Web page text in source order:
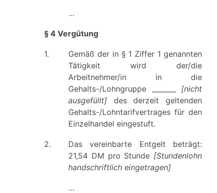
…
§ 4 Vergütung
1.
Gemäß der in § 1 Ziffer 1 genannten
Tätigkeit wird der/die
Arbeitnehmer/in in die
Gehalts-/Lohngruppe _______ [nicht
ausgefüllt] des derzeit geltenden
Gehalts-/Lohntarifvertrages für den
Einzelhandel eingestuft.
2.
Das vereinbarte Entgelt beträgt:
21,54 DM pro Stunde [Stundenlohn
handschriftlich eingetragen]
…